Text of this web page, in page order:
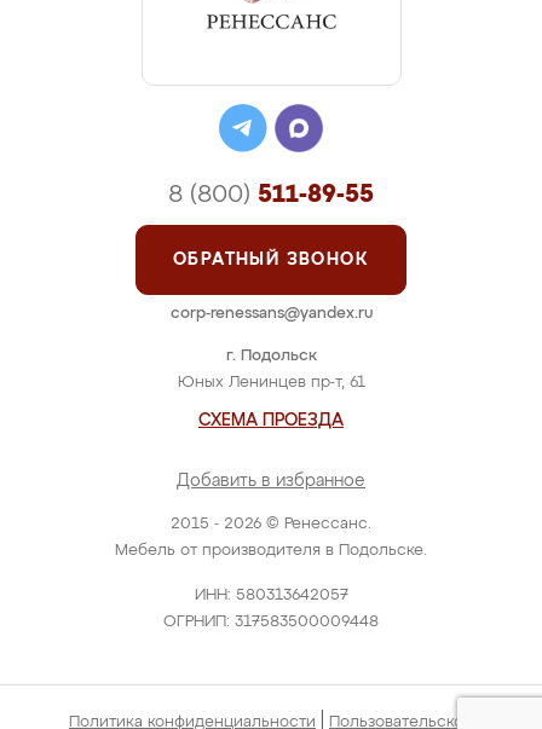
2015 - 2026 © Ренессанс.
Мебель от производителя в Подольске.
ИНН: 580313642057
ОГРНИП: 317583500009448
г. Подольск
Юных Ленинцев пр-т, 61
СХЕМА ПРОЕЗДА
Добавить в избранное
8 (800) 511-89-55
ОБРАТНЫЙ ЗВОНОК
corp-renessans@yandex.ru
Политика конфиденциальности Пользовательское